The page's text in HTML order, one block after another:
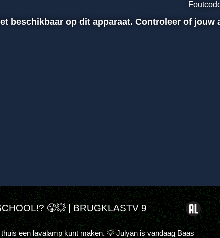
beschikbaar op dit apparaat. Controleer of
😤💥 | BRUGKLASTV 9
een lavalamp kunt maken. 💡 Julyan is vandaag Baas